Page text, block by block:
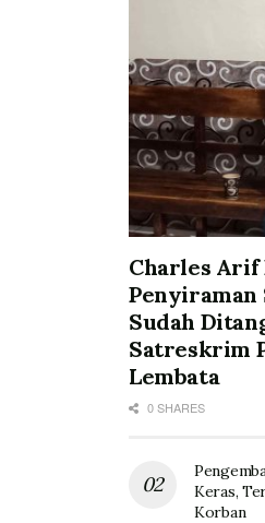
Charles Arif
Penyiraman
Sudah
Satreskrim
Lembata
0 SHARES
Keras,
Korban